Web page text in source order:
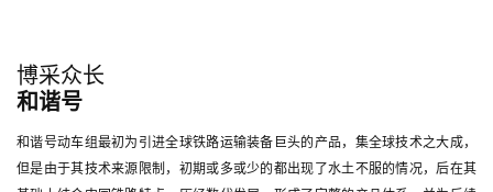
博采众长
和谐号
和谐号动车组最初为引进全球铁路运输装备巨头的产品，集全球技术之大成，
但是由于其技术来源限制，初期或多或少的都出现了水土不服的情况，后在其